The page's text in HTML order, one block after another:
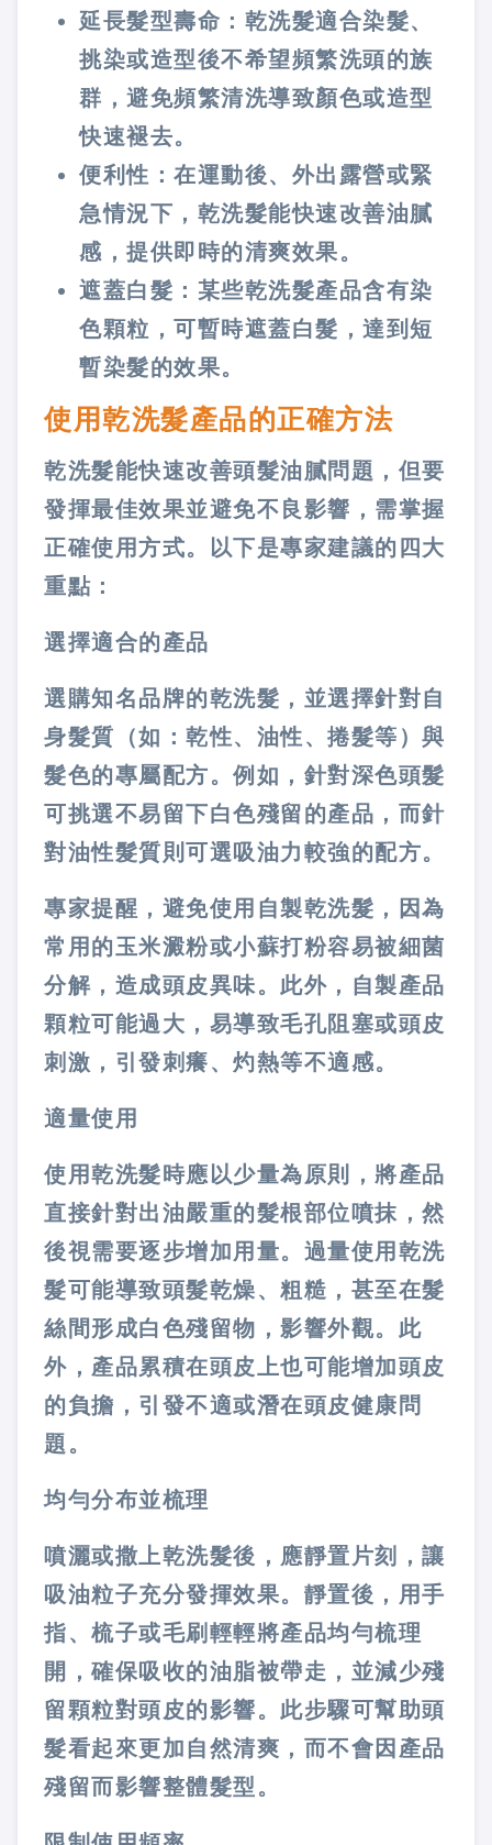
延長髮型壽命：乾洗髮適合染髮、
挑染或造型後不希望頻繁洗頭的族
群，避免頻繁清洗導致顏色或造型
快速褪去。
便利性：在運動後、外出露營或緊
急情況下，乾洗髮能快速改善油膩
感，提供即時的清爽效果。
遮蓋白髮：某些乾洗髮產品含有染
色顆粒，可暫時遮蓋白髮，達到短
暫染髮的效果。
使用乾洗髮產品的正確方法
乾洗髮能快速改善頭髮油膩問題，但要
發揮最佳效果並避免不良影響，需掌握
正確使用方式。以下是專家建議的四大
重點：
選擇適合的產品
選購知名品牌的乾洗髮，並選擇針對自
身髮質（如：乾性、油性、捲髮等）與
髮色的專屬配方。例如，針對深色頭髮
可挑選不易留下白色殘留的產品，而針
對油性髮質則可選吸油力較強的配方。
專家提醒，避免使用自製乾洗髮，因為
常用的玉米澱粉或小蘇打粉容易被細菌
分解，造成頭皮異味。此外，自製產品
顆粒可能過大，易導致毛孔阻塞或頭皮
刺激，引發刺癢、灼熱等不適感。
適量使用
使用乾洗髮時應以少量為原則，將產品
直接針對出油嚴重的髮根部位噴抹，然
後視需要逐步增加用量。過量使用乾洗
髮可能導致頭髮乾燥、粗糙，甚至在髮
絲間形成白色殘留物，影響外觀。此
外，產品累積在頭皮上也可能增加頭皮
的負擔，引發不適或潛在頭皮健康問
題。
均勻分布並梳理
噴灑或撒上乾洗髮後，應靜置片刻，讓
吸油粒子充分發揮效果。靜置後，用手
指、梳子或毛刷輕輕將產品均勻梳理
開，確保吸收的油脂被帶走，並減少殘
留顆粒對頭皮的影響。此步驟可幫助頭
髮看起來更加自然清爽，而不會因產品
殘留而影響整體髮型。